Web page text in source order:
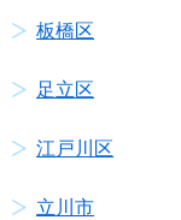
板橋区
足立区
江戸川区
立川市